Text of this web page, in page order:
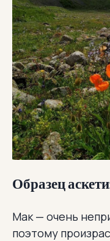
Образец
Мак — очень
поэтому